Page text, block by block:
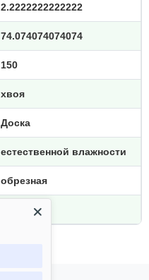
2.2222222222222
74.074074074074
150
хвоя
Доска
естественной влажности
обрезная